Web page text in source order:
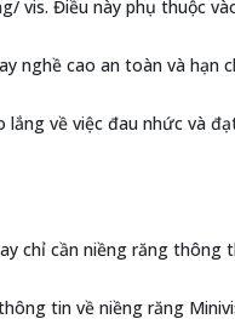
vis. Điều này phụ thuộc
nghề cao an toàn và hạn
lắng về việc đau nhức và
chỉ cần niềng răng thông
tin về niềng răng